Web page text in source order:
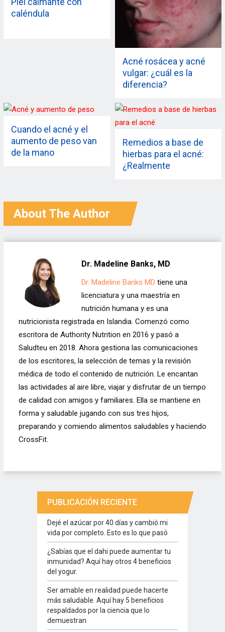
caléndula
Acné rosácea y acné
vulgar: ¿cuál es la
diferencia?
Cuando el acné y el
aumento de peso van
de la mano
Remedios a base de
hierbas para el acné:
¿Realmente
About The Author
Dr. Madeline Banks, MD
Dr. Madeline Banks MD tiene una
licenciatura y una maestría en
nutrición humana y es una
nutricionista registrada en Islandia. Comenzó como
escritora de Authority Nutrition en 2016 y pasó a
Saludteu en 2018. Ahora gestiona las comunicaciones
de los escritores, la selección de temas y la revisión
médica de todo el contenido de nutrición. Le encantan
las actividades al aire libre, viajar y disfrutar de un tiempo
de calidad con amigos y familiares. Ella se mantiene en
forma y saludable jugando con sus tres hijos,
preparando y comiendo alimentos saludables y haciendo
CrossFit.
PUBLICACIÓN RECIENTE
Dejé el azúcar por 40 días y cambió mi
vida por completo. Esto es lo que pasó
¿Sabías que el dahi puede aumentar tu
inmunidad? Aquí hay otros 4 beneficios
del yogur.
Ser amable en realidad puede hacerte
más saludable. Aquí hay 5 beneficios
respaldados por la ciencia que lo
demuestran